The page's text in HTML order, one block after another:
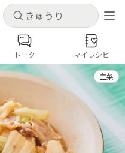
キャンセル
保存できます
新規登録
キャンセル
コンテンツ
とうもろこし
トーク マイレシピ
主菜